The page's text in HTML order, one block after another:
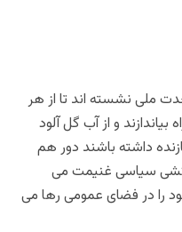
ملى نشسته اند تا از هر
و از آب گل آلود
داشته باشند دور هم
كشى سياسى غنيمت مى
را در فضاى عمومى رها مى